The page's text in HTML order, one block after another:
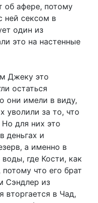
об афере, потому
ней сексом в
один из
это на настенные
Джеку это
остаться
они имели в виду,
уволили за то, что
для них это
деньгах и
а именно в
где Кости, как
что его брат
Сэндлер из
вторгается в Чад,